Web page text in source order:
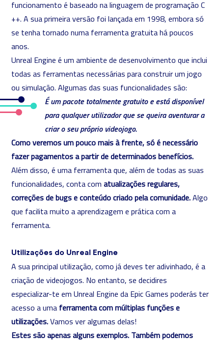
funcionamento é baseado na linguagem de programação C
++. A sua primeira versão foi lançada em 1998, embora só
se tenha tornado numa ferramenta gratuita há poucos
anos.
Unreal Engine é um ambiente de desenvolvimento que inclui
todas as ferramentas necessárias para construir um jogo
ou simulação. Algumas das suas funcionalidades são:
É um pacote totalmente gratuito e está disponível
para qualquer utilizador que se queira aventurar a
criar o seu próprio videojogo.
Como veremos um pouco mais à frente, só é necessário
fazer pagamentos a partir de determinados benefícios.
Além disso, é uma ferramenta que, além de todas as suas
funcionalidades, conta com atualizações regulares,
correções de bugs e conteúdo criado pela comunidade.Algo
que facilita muito a aprendizagem e prática com a
ferramenta.
Utilizações do Unreal Engine
A sua principal utilização, como já deves ter adivinhado, é a
criação de videojogos. No entanto, se decidires
especializar-te em Unreal Engine da Epic Games poderás ter
acesso a uma ferramenta com múltiplas funções e
utilizações.Vamos ver algumas delas!
Estes são apenas alguns exemplos. Também podemos